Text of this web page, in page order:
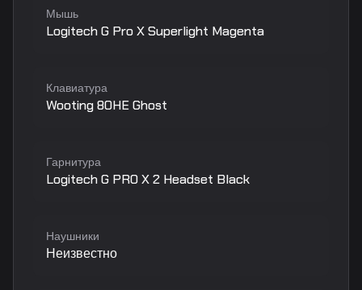
Мышь
Logitech G Pro X Superlight Magenta
Клавиатура
Wooting 80HE Ghost
Гарнитура
Logitech G PRO X 2 Headset Black
Наушники
Неизвестно